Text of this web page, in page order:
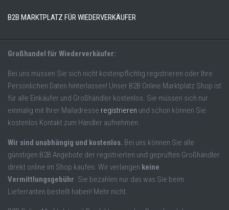
B2B MARKTPLATZ FÜR WIEDERVERKÄUFER
Großhandel für Wiederverkäufer:
Bei uns müssen Sie sich nicht kostenpflichtig registrieren oder Ihre
Persönlichen Daten hinterlassen! Unser B2B Online Marktplatz Shop ist
für alle Einkäufer und Großhändler kostenlos. Sie müssen sich nur
einmalig mit Ihrer Mailadresse registrieren und schon können Sie
kostenlos Kontakt zum Händler aufnehmen.
Wir sind unabhängig und kostenlos. Bei uns können Sie alle
günstigen B2B Angebote der registrierten und geprüften Großhändler
direkt online im Shop kaufen. Wir verlangen keine
Vermittlungsgebühr. Sie bezahlen nur das was Sie beim
Lieferranten bestellt haben! Mehr nicht.